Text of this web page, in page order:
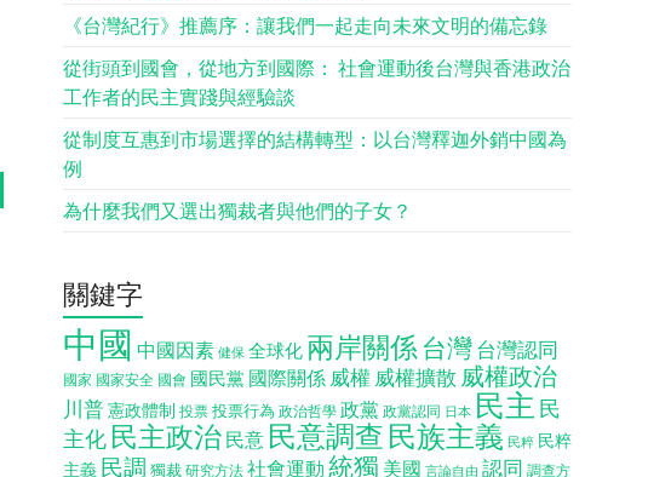
《台灣紀行》推薦序：讓我們一起走向未來文明的備忘錄
從街頭到國會，從地方到國際： 社會運動後台灣與香港政治
工作者的民主實踐與經驗談
從制度互惠到市場選擇的結構轉型：以台灣釋迦外銷中國為
例
為什麼我們又選出獨裁者與他們的子女？
關鍵字
中國 中國因素 健保 全球化 兩岸關係 台灣台灣認同
國家 國家安全 國會 國民黨 國際關係 威權 威權擴散 威權政治
川普憲政體制 投票 投票行為 政治哲學 政黨 政黨認同 日本 民主 民
主化 民主政治 民意 民意調查 民族主義 民粹 民粹
主義 民調 獨裁 研究方法 社會運動 統獨 美國 言論自由 認同 調查方